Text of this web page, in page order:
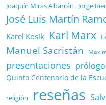
Joaquín Miras Albarrán Jorge
José Luis Martín
Karel Kosík Karl Marx
Manuel Sacristán
presentaciones
Quinto Centenario de la
religión reseñas